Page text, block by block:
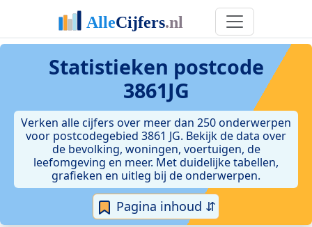
Statistieken postcode
3861JG
Verken alle cijfers over meer dan 250 onderwerpen
voor postcodegebied 3861 JG. Bekijk de data over
de bevolking, woningen, voertuigen, de
leefomgeving en meer. Met duidelijke tabellen,
grafieken en uitleg bij de onderwerpen.
Pagina inhoud ⇵